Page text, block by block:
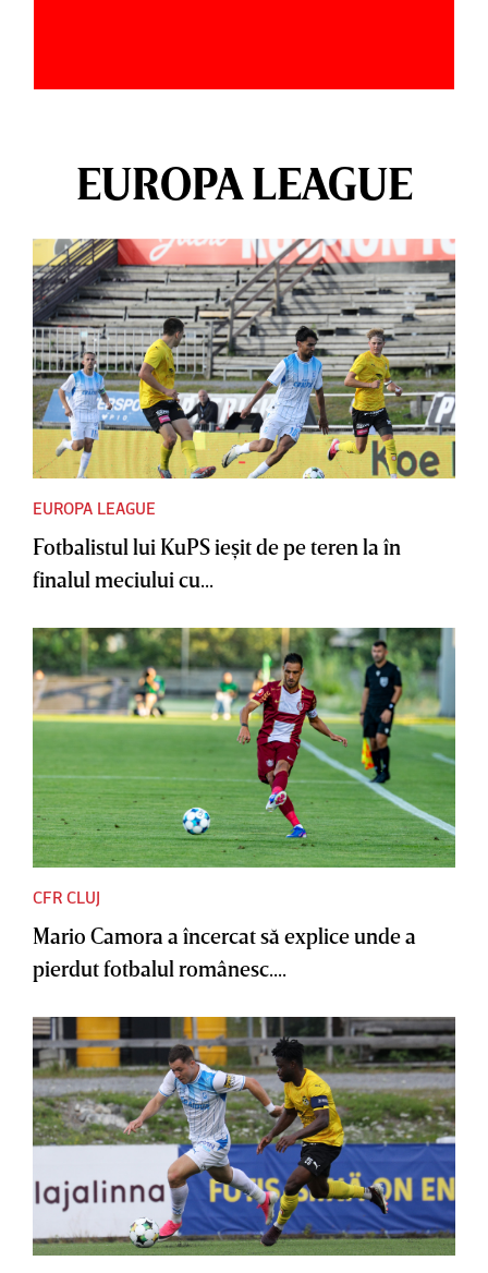
EUROPA LEAGUE
EUROPA LEAGUE
Fotbalistul lui KuPS ieşit de pe teren la în
finalul meciului cu...
CFR CLUJ
Mario Camora a încercat să explice unde a
pierdut fotbalul românesc....